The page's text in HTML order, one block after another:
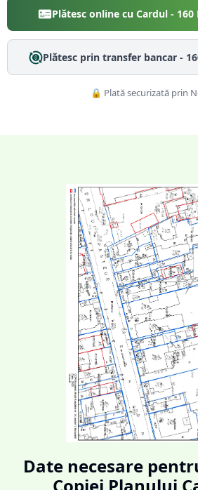
Plătesc online cu Cardul - 160
Plătesc prin transfer bancar -
🔒 Plată securizată prin
Date necesare
Copiei Planului